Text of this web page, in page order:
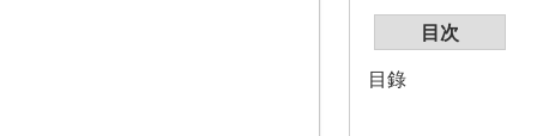
目次
目錄